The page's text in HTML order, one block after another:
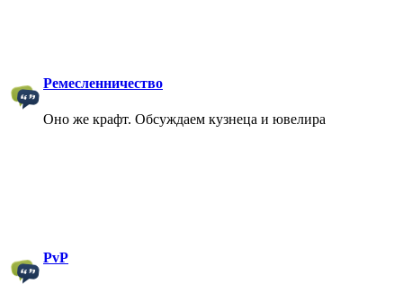
Ремесленничество
Оно же крафт. Обсуждаем кузнеца и ювелира
PvP